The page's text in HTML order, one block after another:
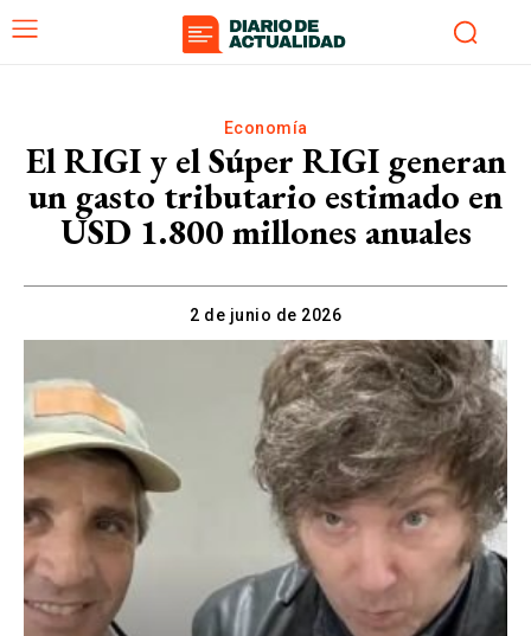
Economía
El RIGI y el Súper RIGI generan
un gasto tributario estimado en
USD 1.800 millones anuales
2 de junio de 2026